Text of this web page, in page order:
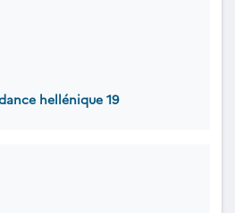
hellénique 19